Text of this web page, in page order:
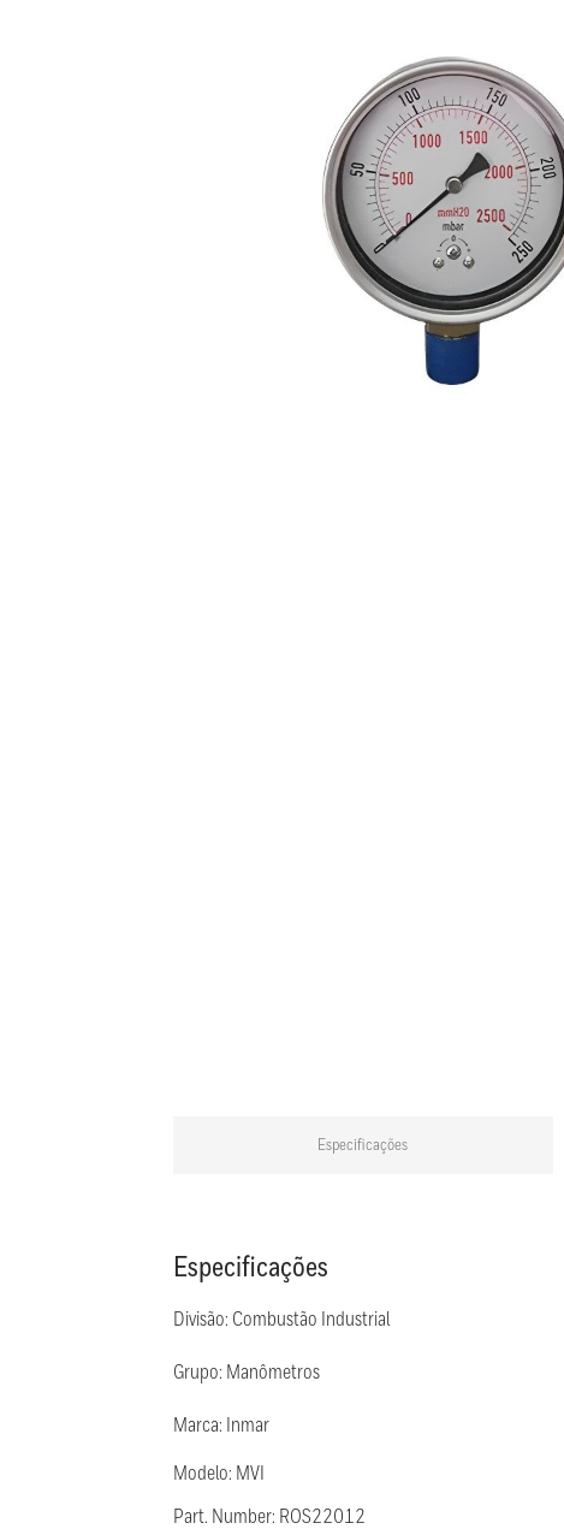
Especificações
Especificações
Divisão: Combustão Industrial
Grupo: Manômetros
Marca: Inmar
Modelo: MVI
Part. Number: ROS22012